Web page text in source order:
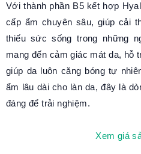
Với thành phần B5 kết hợp
cấp ẩm chuyên sâu, giúp cải
thiếu sức sống trong những
mang đến cảm giác mát da, hỗ
giúp da luôn căng bóng tự
ẩm lâu dài cho làn da, đây là
đáng để trải nghiệm.
Xem giá